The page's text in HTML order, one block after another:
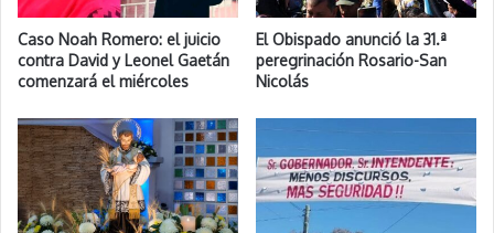
Caso Noah Romero: el juicio
contra David y Leonel Gaetán
comenzará el miércoles
El Obispado anunció la 31.ª
peregrinación Rosario-San
Nicolás